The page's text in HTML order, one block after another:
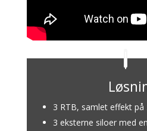
3 RTB, samlet effekt på
3 eksterne siloer med